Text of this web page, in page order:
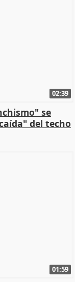
02:39
se
del techo
01:59